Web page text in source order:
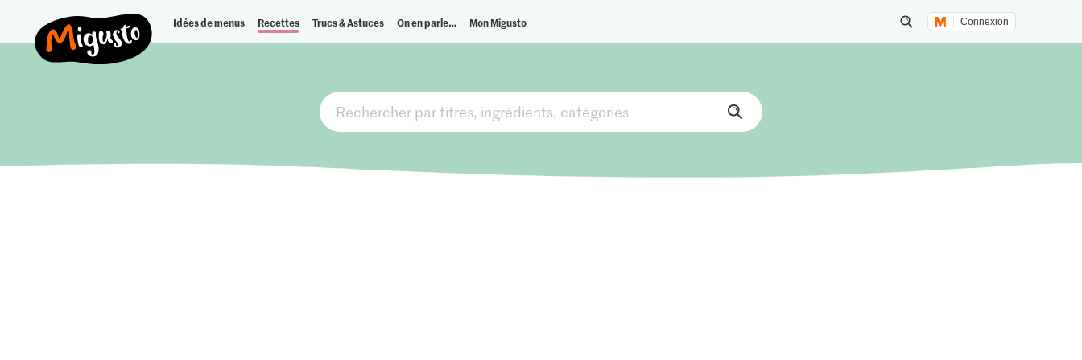
Idées de menus Recettes Trucs & Astuces On en parle… Mon Migusto
Lancer une recherche
Connexion